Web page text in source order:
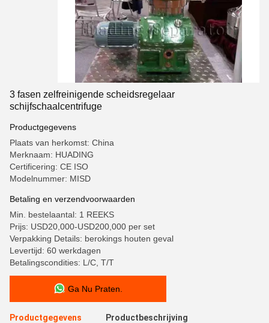
3 fasen zelfreinigende scheidsregelaar
schijfschaalcentrifuge
Productgegevens
Plaats van herkomst: China
Merknaam: HUADING
Certificering: CE ISO
Modelnummer: MISD
Betaling en verzendvoorwaarden
Min. bestelaantal: 1 REEKS
Prijs: USD20,000-USD200,000 per set
Verpakking Details: berokings houten geval
Levertijd: 60 werkdagen
Betalingscondities: L/C, T/T
Ga Nu Praten.
Productgegevens Productbeschrijving